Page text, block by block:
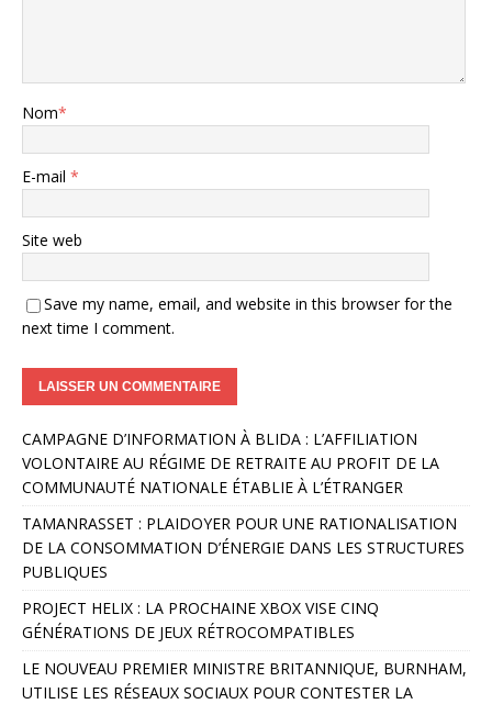
Nom*
E-mail *
Site web
Save my name, email, and website in this browser for the
next time I comment.
l
t
e
r
n
a
t
i
v
e
:
CAMPAGNE D’INFORMATION À BLIDA : L’AFFILIATION
VOLONTAIRE AU RÉGIME DE RETRAITE AU PROFIT DE LA
COMMUNAUTÉ NATIONALE ÉTABLIE À L’ÉTRANGER
TAMANRASSET : PLAIDOYER POUR UNE RATIONALISATION
DE LA CONSOMMATION D’ÉNERGIE DANS LES STRUCTURES
PUBLIQUES
PROJECT HELIX : LA PROCHAINE XBOX VISE CINQ
GÉNÉRATIONS DE JEUX RÉTROCOMPATIBLES
LE NOUVEAU PREMIER MINISTRE BRITANNIQUE, BURNHAM,
UTILISE LES RÉSEAUX SOCIAUX POUR CONTESTER LA